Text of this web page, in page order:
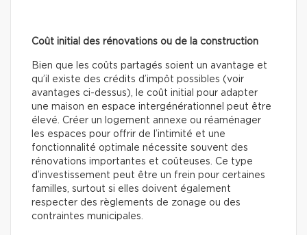
Coût initial des rénovations ou de la construction
Bien que les coûts partagés soient un avantage et
qu’il existe des crédits d’impôt possibles (voir
avantages ci-dessus), le coût initial pour adapter
une maison en espace intergénérationnel peut être
élevé. Créer un logement annexe ou réaménager
les espaces pour offrir de l’intimité et une
fonctionnalité optimale nécessite souvent des
rénovations importantes et coûteuses. Ce type
d’investissement peut être un frein pour certaines
familles, surtout si elles doivent également
respecter des règlements de zonage ou des
contraintes municipales.